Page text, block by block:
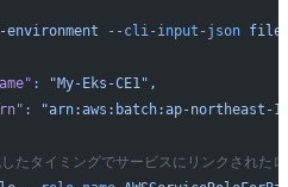
--cli-input-json file://
:
"My-Eks-CE1",
:
"arn:aws:batch:ap-northeast-
たタイミングでサービスにリンクされた